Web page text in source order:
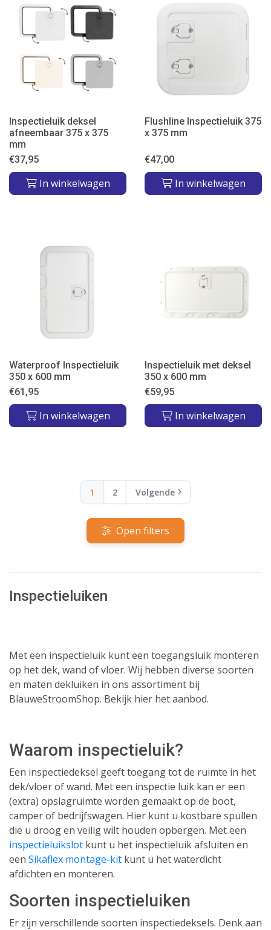
Inspectieluik deksel
afneembaar 375 x 375
mm
€37,95
In winkelwagen
Flushline Inspectieluik 375
x 375 mm
€47,00
In winkelwagen
Waterproof Inspectieluik
350 x 600 mm
€61,95
In winkelwagen
Inspectieluik met deksel
350 x 600 mm
€59,95
In winkelwagen
1 2 Volgende
Open filters
Inspectieluiken
Met een inspectieluik kunt een toegangsluik monteren
op het dek, wand of vloer. Wij hebben diverse soorten
en maten dekluiken in ons assortiment bij
BlauweStroomShop. Bekijk hier het aanbod.
Waarom inspectieluik?
Een inspectiedeksel geeft toegang tot de ruimte in het
dek/vloer of wand. Met een inspectie luik kan er een
(extra) opslagruimte worden gemaakt op de boot,
camper of bedrijfswagen. Hier kunt u kostbare spullen
die u droog en veilig wilt houden opbergen. Met een
inspectieluikslot kunt u het inspectieluik afsluiten en
een Sikaflex montage-kit kunt u het waterdicht
afdichten en monteren.
Soorten inspectieluiken
Er zijn verschillende soorten inspectiedeksels. Denk aan